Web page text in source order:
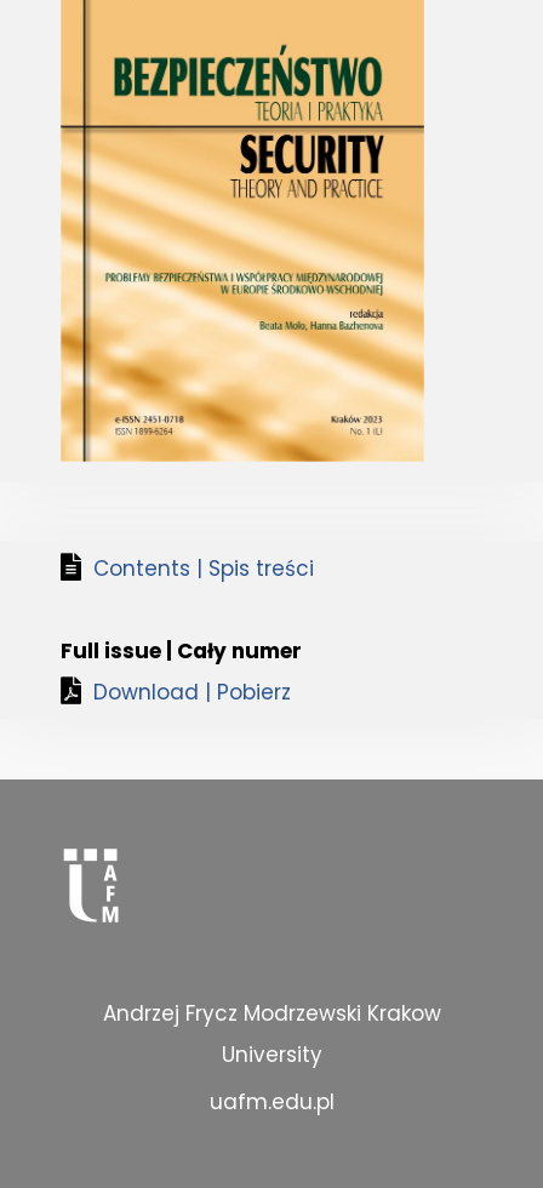
Contents | Spis treści
Full issue | Cały numer
Download | Pobierz
Andrzej Frycz Modrzewski Krakow
University
uafm.edu.pl